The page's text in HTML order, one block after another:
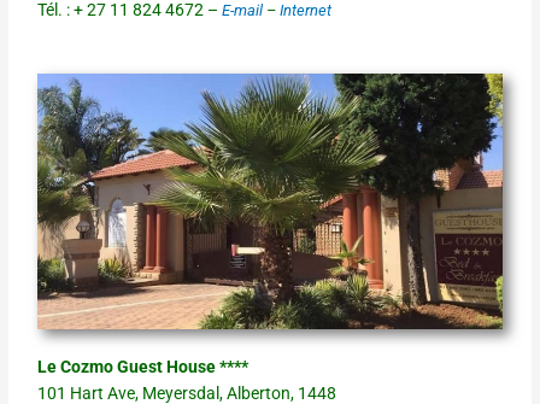
Tél. : + 27 11 824 4672 –E-mail –Internet
Le Cozmo Guest House ****
101 Hart Ave, Meyersdal, Alberton, 1448